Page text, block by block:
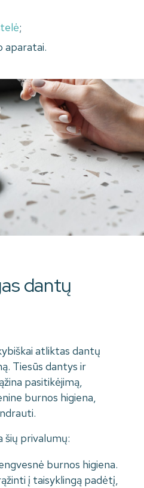
;
aparatai.
dantų
atliktas dantų
Tiesūs dantys ir
pasitikėjimą,
burnos higiena,
šių privalumų:
burnos higiena.
į taisyklingą padėtį,